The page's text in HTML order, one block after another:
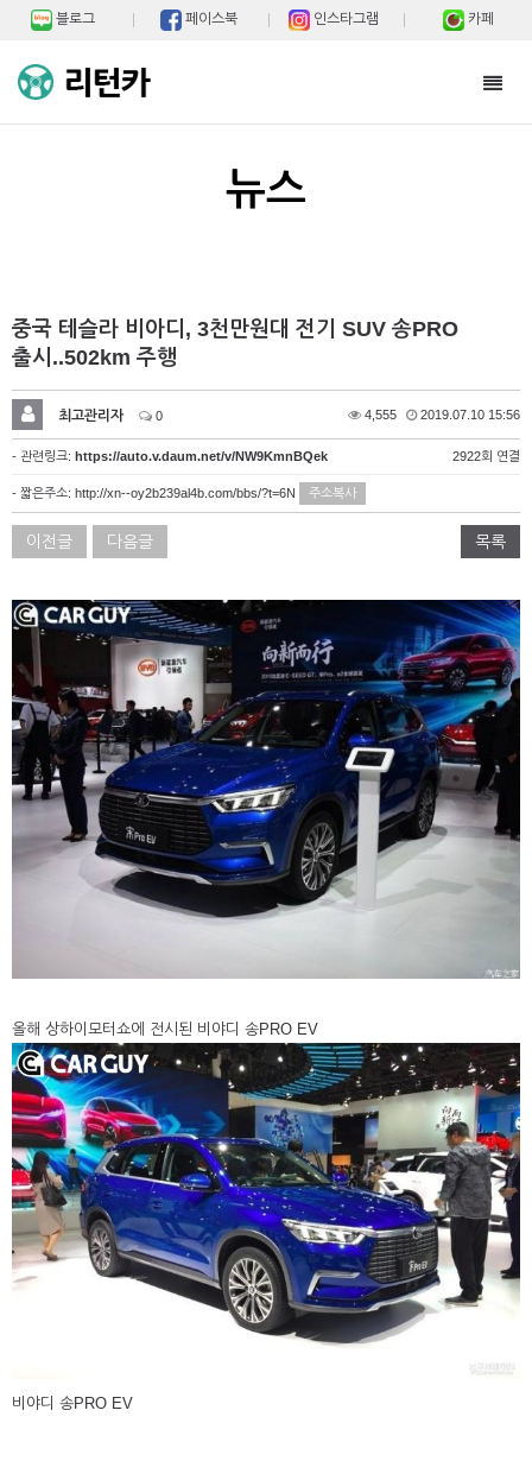
블로그 페이스북 인스타그램 카페
뉴스
중국 테슬라 비아디, 3천만원대 전기 SUV 송PRO
출시..502km 주행
최고관리자 0 4,555 2019.07.10 15:56
- 관련링크: https://auto.v.daum.net/v/NW9KmnBQek 2922회 연결
- 짧은주소: http://xn--oy2b239al4b.com/bbs/?t=6N 주소복사
이전글 다음글 목록
올해 상하이모터쇼에 전시된 비야디 송PRO EV
비야디 송PRO EV